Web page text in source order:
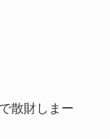
散財しまー